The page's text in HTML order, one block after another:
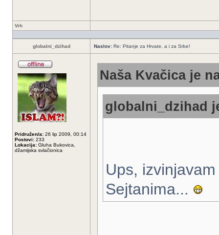
Vrh
globalni_dzihad Naslov: Re: Pitanje za Hrvate, a i za Srbe!
Pridružen/a: 26 lip 2009, 00:14
Postovi: 233
Lokacija: Gluha Bukovica,
džamijska svlačionica
Naša Kvačica je
globalni_dzihad
Ups,
Sejtanima...